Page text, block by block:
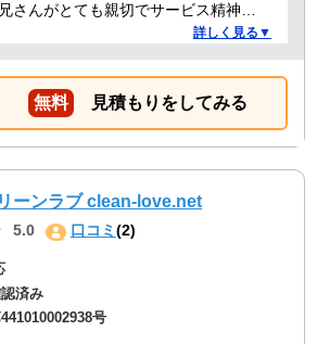
さんがとても親切でサービス精神溢
詳しく見る▼
無料 見積もりをしてみる
ーンラブ clean-love.net
5.0 口コミ(2)
済み
号